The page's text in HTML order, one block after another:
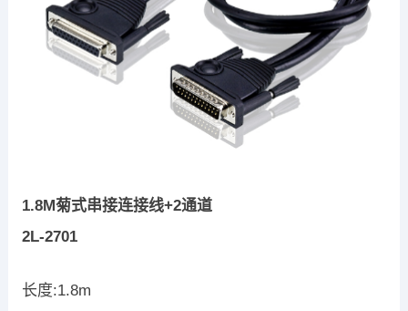
1.8M菊式串接连接线+2通道
2L-2701
长度:1.8m